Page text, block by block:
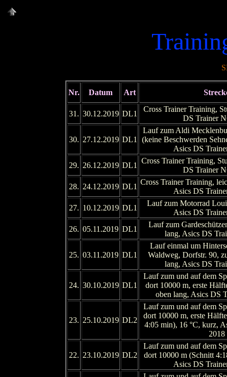
Nr. Datum Art
31. 30.12.2019 DL1
Cross Trainer Training,
DS Trainer
30. 27.12.2019 DL1
Lauf zum Aldi
(keine Beschwerden
Asics DS
29. 26.12.2019 DL1
Cross Trainer Training,
DS Trainer
28. 24.12.2019 DL1
Cross Trainer Training,
Asics DS
27. 10.12.2019 DL1
Lauf zum Motorrad
Asics DS
26. 05.11.2019 DL1
Lauf zum
lang, Asics DS
25. 03.11.2019 DL1
Lauf einmal um
Waldweg, Dorfstr. 90,
lang, Asics DS
24. 30.10.2019 DL1
Lauf zum und auf dem
dort 10000 m, erste
oben lang, Asics DS
23. 25.10.2019 DL2
Lauf zum und auf dem
dort 10000 m, erste
4:05 min), 16 °C, kurz,
2018
22. 23.10.2019 DL2
Lauf zum und auf dem
dort 10000 m (Schnitt
Asics DS